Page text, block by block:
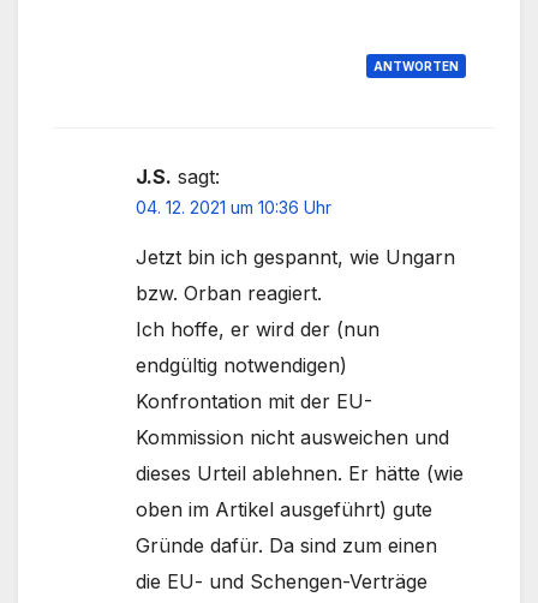
ANTWORTEN
J.S. sagt:
04. 12. 2021 um 10:36 Uhr
Jetzt bin ich gespannt, wie Ungarn
bzw. Orban reagiert.
Ich hoffe, er wird der (nun
endgültig notwendigen)
Konfrontation mit der EU-
Kommission nicht ausweichen und
dieses Urteil ablehnen. Er hätte (wie
oben im Artikel ausgeführt) gute
Gründe dafür. Da sind zum einen
die EU- und Schengen-Verträge